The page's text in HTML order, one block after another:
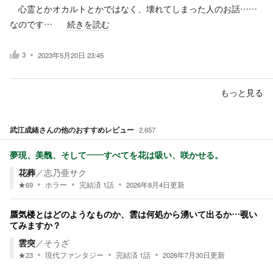
心霊とかオカルトとかではなく、壊れてしまった人のお話……
なのです…
続きを読む
3 2023年5月20日 23:45
もっと見る
武江成緒さんの他のおすすめレビュー 2,657
夢現、美醜、そして――すべてを花は吸い、咲かせる。
花葬／志乃亜サク
★69 ホラー 完結済 1話 2026年8月4日更新
蜃気楼とはどのようなものか、雲は何処から湧いて出るか…覗い
てみますか？
雲突／そうざ
★23 現代ファンタジー 完結済 1話 2026年7月30日更新